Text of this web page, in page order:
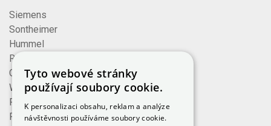
Siemens
Sontheimer
Hummel
Rose
Cembre
Wieland
Formzeug
Finder
Tyto webové stránky
používají soubory cookie.
K personalizaci obsahu, reklam a analýze
návštěvnosti používáme soubory cookie.